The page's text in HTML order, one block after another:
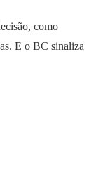
como
E o BC sinaliza